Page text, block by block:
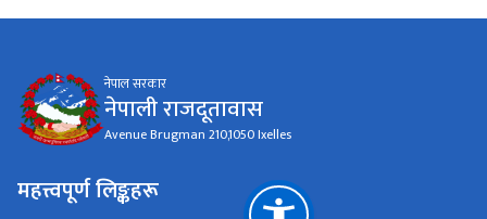
नेपाल सरकार
नेपाली राजदूतावास
Avenue Brugman 210,1050 Ixelles
महत्त्वपूर्ण लिङ्कहरू